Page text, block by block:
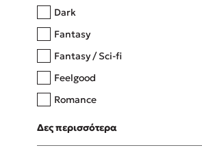
Dark
Fantasy
Fantasy / Sci-fi
Feelgood
Romance
Upmarket
Young Adult
Δες περισσότερα